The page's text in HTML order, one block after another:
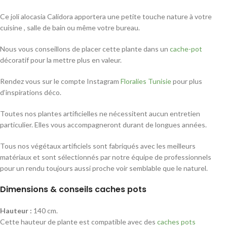
Ce joli alocasia Calidora apportera une petite touche nature à votre
cuisine , salle de bain ou même votre bureau.
Nous vous conseillons de placer cette plante dans un cache-pot
décoratif pour la mettre plus en valeur.
Rendez vous sur le compte Instagram Floralies Tunisiepour plus
d’inspirations déco.
Toutes nos plantes artificielles ne nécessitent aucun entretien
particulier. Elles vous accompagneront durant de longues années.
Tous nos végétaux artificiels sont fabriqués avec les meilleurs
matériaux et sont sélectionnés par notre équipe de professionnels
pour un rendu toujours aussi proche voir semblable que le naturel.
Dimensions & conseils caches pots
Hauteur : 140 cm.
Cette hauteur de plante est compatible avec des caches pots